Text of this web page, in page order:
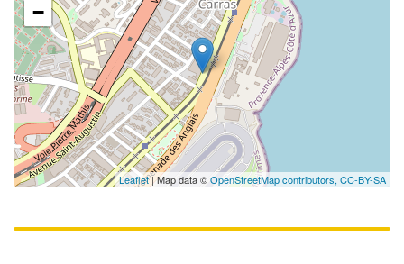
−
Leaflet| Map data ©OpenStreetMap contributors, CC-BY-SA